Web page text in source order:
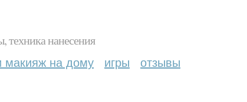
техника нанесения
макияж на дому игры отзывы